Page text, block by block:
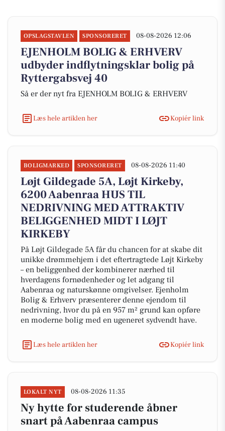
OPSLAGSTAVLEN SPONSORERET 08-08-2026 12:06
EJENHOLM BOLIG & ERHVERV
udbyder indflytningsklar bolig på
Ryttergabsvej 40
Så er der nyt fra EJENHOLM BOLIG & ERHVERV
Læs hele artiklen her Kopiér link
BOLIGMARKED SPONSORERET 08-08-2026 11:40
Løjt Gildegade 5A, Løjt Kirkeby,
6200 Aabenraa HUS TIL
NEDRIVNING MED ATTRAKTIV
BELIGGENHED MIDT I LØJT
KIRKEBY
På Løjt Gildegade 5A får du chancen for at skabe dit
unikke drømmehjem i det eftertragtede Løjt Kirkeby
– en beliggenhed der kombinerer nærhed til
hverdagens fornødenheder og let adgang til
Aabenraa og naturskønne omgivelser. Ejenholm
Bolig & Erhverv præsenterer denne ejendom til
nedrivning, hvor du på en 957 m² grund kan opføre
en moderne bolig med en ugeneret sydvendt have.
Læs hele artiklen her Kopiér link
LOKALT NYT 08-08-2026 11:35
Ny hytte for studerende åbner
snart på Aabenraa campus